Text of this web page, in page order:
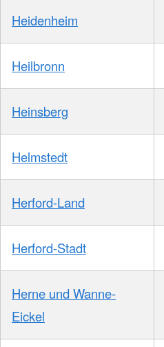
Heidenheim
Heilbronn
Heinsberg
Helmstedt
Herford-Land
Herford-Stadt
Herne und Wanne-
Eickel